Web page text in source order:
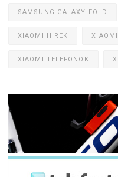
SAMSUNG GALAXY FOLD
XIAOMI HÍREK
XIAOMI TELEFONOK